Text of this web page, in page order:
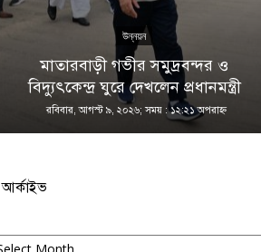
উন্নয়ন
মাতারবাড়ী গভীর সমুদ্রবন্দর ও
বিদ্যুৎকেন্দ্র ঘুরে দেখলেন প্রধানমন্ত্রী
রবিবার, আগস্ট ৯, ২০২৬; সময় : ১২:২১ অপরাহ্ণ
আর্কাইভ